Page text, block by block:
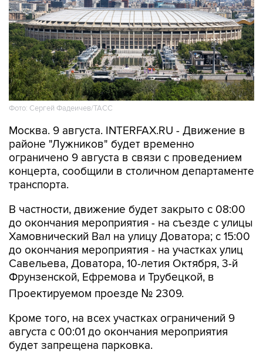
Фото: Сергей Фадеичев/ТАСС
Москва. 9 августа. INTERFAX.RU - Движение в
районе "Лужников" будет временно
ограничено 9 августа в связи с проведением
концерта, сообщили в столичном департаменте
транспорта.
В частности, движение будет закрыто с 08:00
до окончания мероприятия - на съезде с улицы
Хамовнический Вал на улицу Доватора; с 15:00
до окончания мероприятия - на участках улиц
Савельева, Доватора, 10-летия Октября, 3-й
Фрунзенской, Ефремова и Трубецкой, в
Проектируемом проезде № 2309.
Кроме того, на всех участках ограничений 9
августа с 00:01 до окончания мероприятия
будет запрещена парковка.